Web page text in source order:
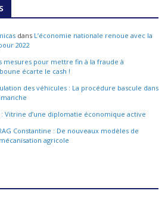
dans L’économie nationale renoue avec la
2022
mesures pour mettre fin à la fraude à
écarte le cash !
des véhicules : La procédure bascule dans
: Vitrine d’une diplomatie économique active
Constantine : De nouveaux modèles de
agricole